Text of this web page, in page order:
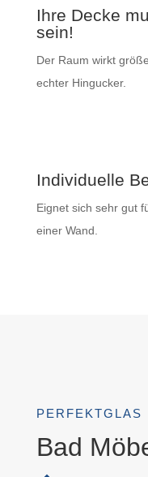
Ihre Decke
sein!
Der Raum wirkt
echter Hingucker.
Individuelle
Eignet sich sehr gut
einer Wand.
PERFEKTGLAS
Bad